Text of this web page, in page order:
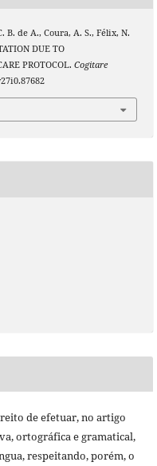
B. de A., Coura, A. S., Félix, N.
DUE TO
PROTOCOL. Cogitare
de efetuar, no artigo
ortográfica e gramatical,
respeitando, porém, o